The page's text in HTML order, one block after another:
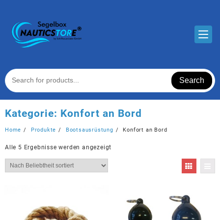
content
Search
Kategorie: Konfort an Bord
Home Produkte Bootsausrüstung Konfort an Bord
Alle 5 Ergebnisse werden angezeigt